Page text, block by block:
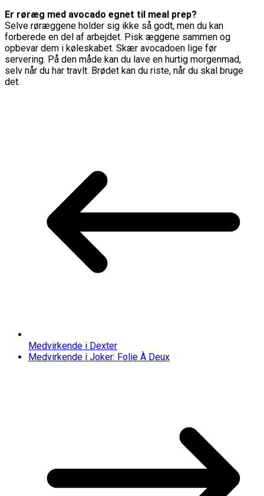
Er røræg med avocado egnet til meal prep?
Selve røræggene holder sig ikke så godt, men du kan
forberede en del af arbejdet. Pisk æggene sammen og
opbevar dem i køleskabet. Skær avocadoen lige før
servering. På den måde kan du lave en hurtig morgenmad,
selv når du har travlt. Brødet kan du riste, når du skal bruge
det.
Medvirkende i Dexter
Medvirkende i Joker: Folie À Deux